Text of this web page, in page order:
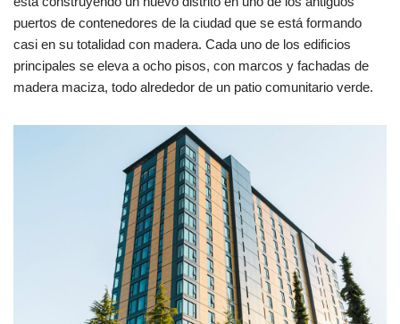
puertos de contenedores de la ciudad que se está formando
casi en su totalidad con madera. Cada uno de los edificios
principales se eleva a ocho pisos, con marcos y fachadas de
madera maciza, todo alrededor de un patio comunitario verde.